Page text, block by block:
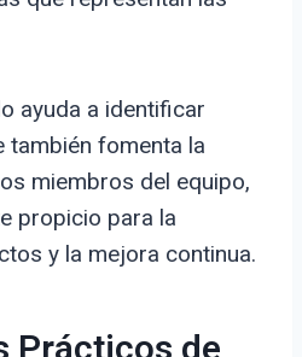
ayuda a identificar
también fomenta la
miembros del equipo,
propicio para la
y la mejora continua.